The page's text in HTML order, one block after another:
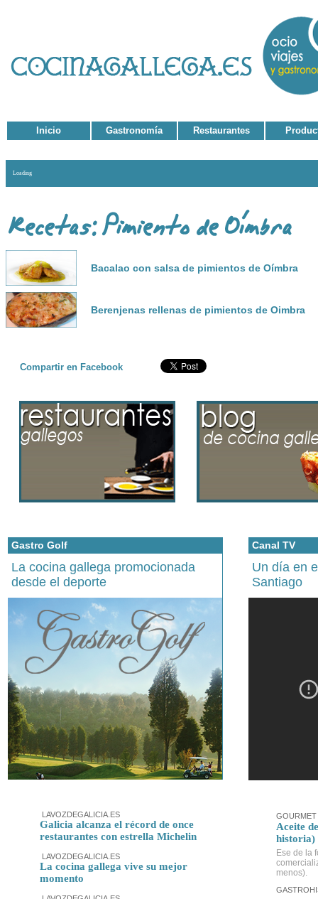
Inicio Gastronomía Restaurantes
Loading
Bacalao con salsa de pimientos de Oímbra
Berenjenas rellenas de pimientos de Oimbra
Compartir en Facebook
Gastro Golf
La cocina gallega promocionada
desde el deporte
Canal TV
Un día en
Santiago
LAVOZDEGALICIA.ES
Galicia alcanza el récord de once
restaurantes con estrella Michelin
LAVOZDEGALICIA.ES
La cocina gallega vive su mejor
momento
Aceite
historia)
Ese de la
menos).